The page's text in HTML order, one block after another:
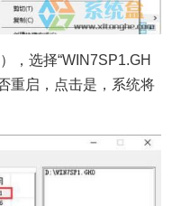
，选择“WIN7SP1.GH
重启，点击是，系统将